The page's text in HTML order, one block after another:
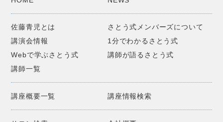
佐藤青児とは
さとう式メンバーズについて
講演会情報
1分でわかるさとう式
Webで学ぶさとう式
講師が語るさとう式
講師一覧
講座概要一覧 講座情報検索